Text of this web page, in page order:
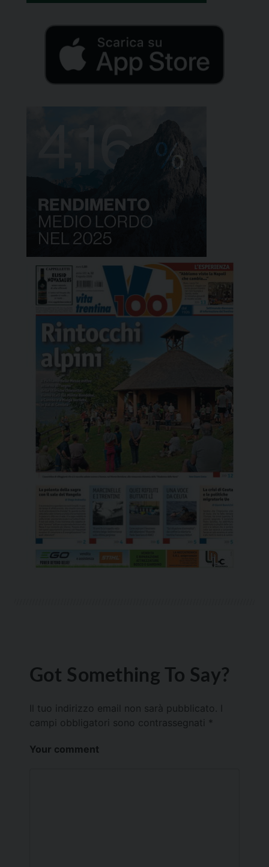
Got Something To Say?
Il tuo indirizzo email non sarà pubblicato.
campi obbligatori sono contrassegnati *
Your comment